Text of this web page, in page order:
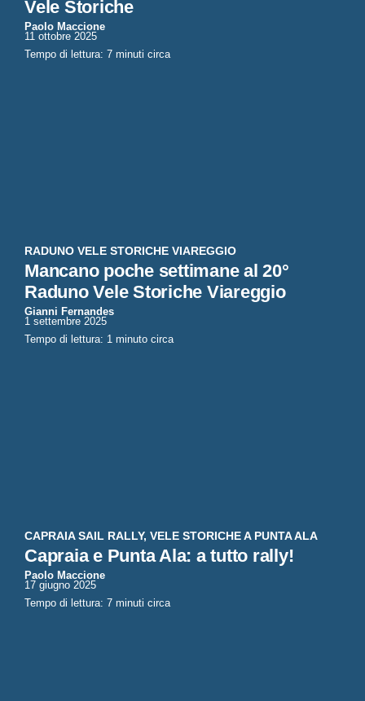
Vele Storiche
Paolo Maccione
11 ottobre 2025
Tempo di lettura: 7 minuti circa
RADUNO VELE STORICHE VIAREGGIO
Mancano poche settimane al 20°
Raduno Vele Storiche Viareggio
Gianni Fernandes
1 settembre 2025
Tempo di lettura: 1 minuto circa
CAPRAIA SAIL RALLY, VELE STORICHE A PUNTA ALA
Capraia e Punta Ala: a tutto rally!
Paolo Maccione
17 giugno 2025
Tempo di lettura: 7 minuti circa